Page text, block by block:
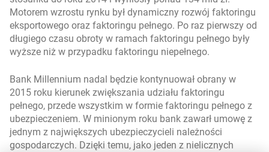
Motorem wzrostu rynku był dynamiczny rozwój faktoringu
eksportowego oraz faktoringu pełnego. Po raz pierwszy od
długiego czasu obroty w ramach faktoringu pełnego były
wyższe niż w przypadku faktoringu niepełnego.
Bank Millennium nadal będzie kontynuował obrany w
2015 roku kierunek zwiększania udziału faktoringu
pełnego, przede wszystkim w formie faktoringu pełnego z
ubezpieczeniem. W minionym roku bank zawarł umowę z
jednym z największych ubezpieczycieli należności
gospodarczych. Dzięki temu, jako jeden z nielicznych